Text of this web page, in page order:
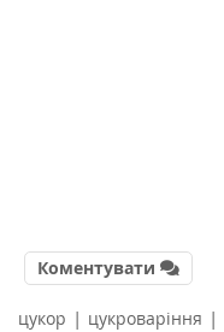
Коментувати
цукор | цукроваріння |